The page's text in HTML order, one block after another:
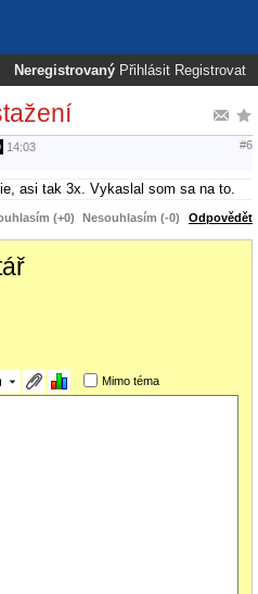
Neregistrovaný Přihlásit Registrovat
14:03 #6
asi tak 3x. Vykaslal som sa na to.
(+0) Nesouhlasím (-0) Odpovědět
Mimo téma